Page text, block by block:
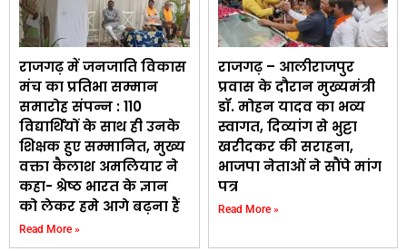
राजगढ़ में जनजाति विकास
मंच का प्रतिभा सम्मान
समारोह संपन्न : 110
विद्यार्थियों के साथ ही उनके
शिक्षक हुए सम्मानित, मुख्य
वक्ता कैलाश अमलियार ने
कहा- श्रेष्ठ भारत के ज्ञान
को लेकर हमे आगे बढ़ना हैं
Read More »
राजगढ़ – आलीराजपुर
प्रवास के दौरान मुख्यमंत्री
डॉ. मोहन यादव का भव्य
स्वागत, दिव्यांग से भुट्टा
खरीदकर की सराहना,
भाजपा नेताओं ने सौंपे मांग
पत्र
Read More »